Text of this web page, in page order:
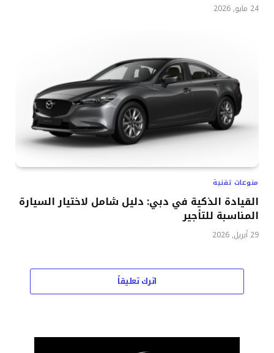
24 مايو, 2026
منوعات تقنية
القيادة الذكية في دبي: دليل شامل لاختيار السيارة
المناسبة للتأجير
29 أبريل, 2026
اترك تعليقاً